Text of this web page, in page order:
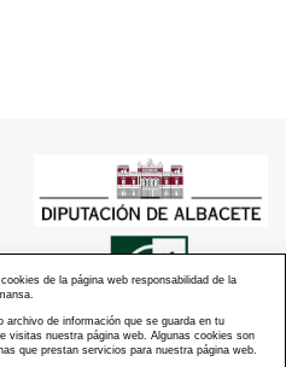
de la página web responsabilidad de la
archivo de información que se guarda en tu
visitas nuestra página web. Algunas cookies son
que prestan servicios para nuestra página web.